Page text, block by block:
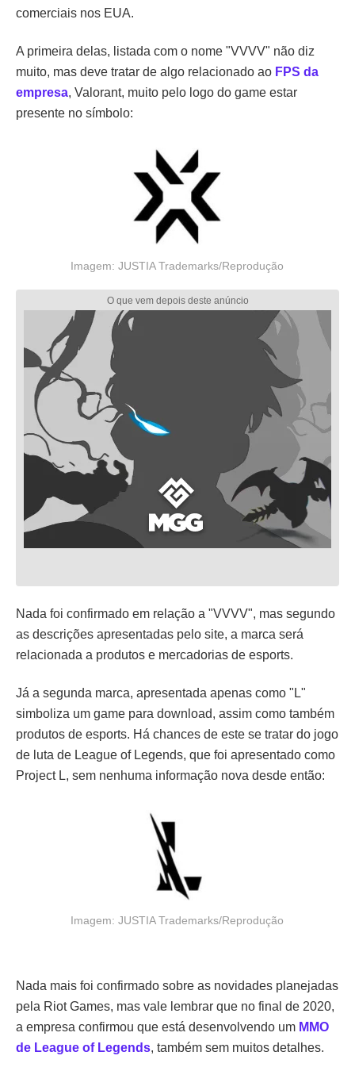
comerciais nos EUA.
A primeira delas, listada com o nome "VVVV" não diz
muito, mas deve tratar de algo relacionado ao FPS da
empresa, Valorant, muito pelo logo do game estar
presente no símbolo:
Imagem: JUSTIA Trademarks/Reprodução
Nada foi confirmado em relação a "VVVV", mas segundo
as descrições apresentadas pelo site, a marca será
relacionada a produtos e mercadorias de esports.
Já a segunda marca, apresentada apenas como "L"
simboliza um game para download, assim como também
produtos de esports. Há chances de este se tratar do jogo
de luta de League of Legends, que foi apresentado como
Project L, sem nenhuma informação nova desde então:
Imagem: JUSTIA Trademarks/Reprodução
Nada mais foi confirmado sobre as novidades planejadas
pela Riot Games, mas vale lembrar que no final de 2020,
a empresa confirmou que está desenvolvendo um MMO
de League of Legends, também sem muitos detalhes.